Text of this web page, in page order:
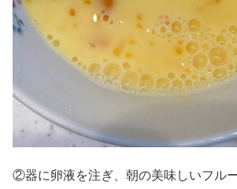
②器に卵液を注ぎ、朝の美味しいフル